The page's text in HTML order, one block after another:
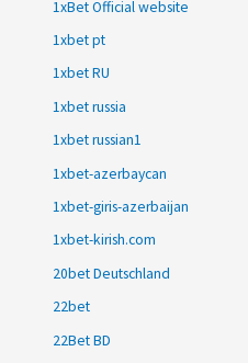
1xBet Official website
1xbet pt
1xbet RU
1xbet russia
1xbet russian1
1xbet-azerbaycan
1xbet-giris-azerbaijan
1xbet-kirish.com
20bet Deutschland
22bet
22Bet BD